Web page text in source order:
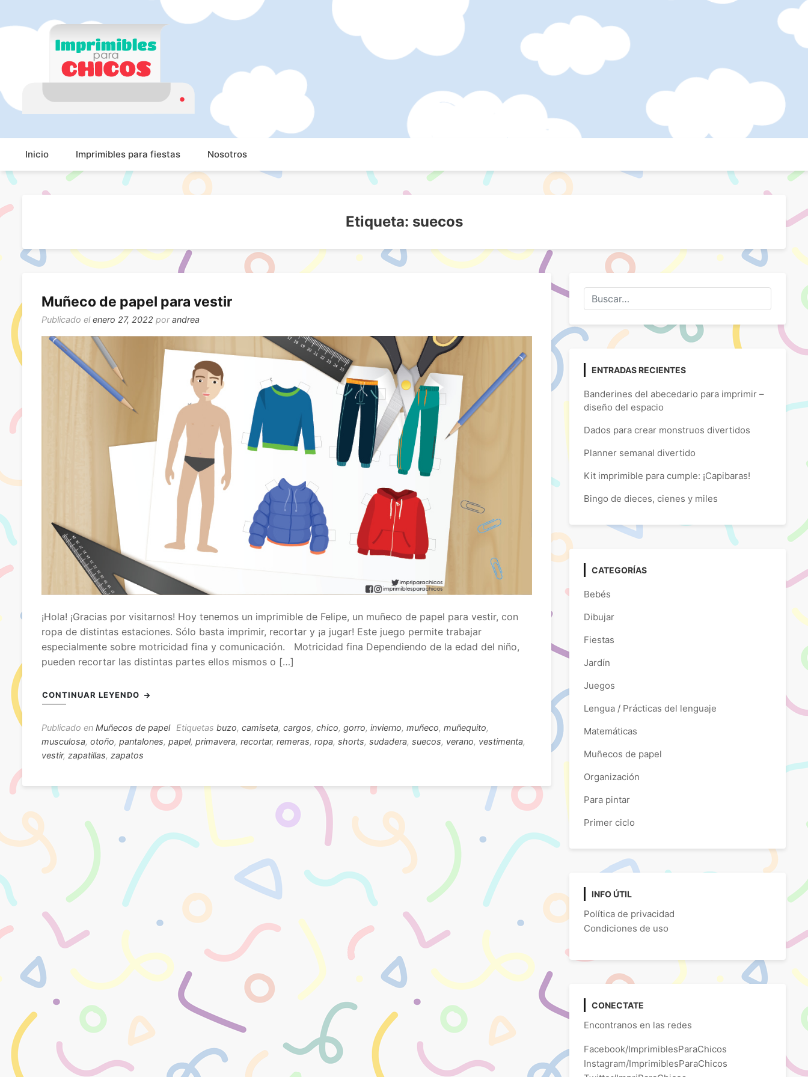
Imprimibles para chicos
Imprimibles para chicos. Juegos. Imágenes educativas
Inicio Imprimibles para fiestas Nosotros
Etiqueta: suecos
Muñeco de papel para vestir
Publicado elenero 27, 2022 porandrea
¡Hola! ¡Gracias por visitarnos! Hoy tenemos un imprimible de Felipe, un muñeco de papel para vestir, con
ropa de distintas estaciones. Sólo basta imprimir, recortar y ¡a jugar! Este juego permite trabajar
especialmente sobre motricidad fina y comunicación. Motricidad fina Dependiendo de la edad del niño,
pueden recortar las distintas partes ellos mismos o […]
CONTINUAR LEYENDO
Publicado en Muñecos de papel Etiquetas buzo, camiseta, cargos, chico, gorro, invierno, muñeco, muñequito,
musculosa, otoño, pantalones, papel, primavera, recortar, remeras, ropa, shorts, sudadera, suecos, verano, vestimenta,
vestir, zapatillas, zapatos
ENTRADAS RECIENTES
Banderines del abecedario para imprimir –
diseño del espacio
Dados para crear monstruos divertidos
Planner semanal divertido
Kit imprimible para cumple: ¡Capibaras!
Bingo de dieces, cienes y miles
CATEGORÍAS
Bebés
Dibujar
Fiestas
Jardín
Juegos
Lengua / Prácticas del lenguaje
Matemáticas
Muñecos de papel
Organización
Para pintar
Primer ciclo
INFO ÚTIL
Política de privacidad
Condiciones de uso
CONECTATE
Encontranos en las redes
Facebook/ImprimiblesParaChicos
Instagram/ImprimiblesParaChicos